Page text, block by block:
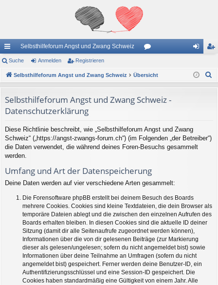
ch
ne
ug
Selbsthilfeforum Angst und Zwang Schweiz
en m ist
Suche Anmelden Registrieren
Selbsthilfeforum Angst und Zwang Schweiz Übersicht
Selbsthilfeforum Angst und Zwang Schweiz -
Datenschutzerklärung
Diese Richtlinie beschreibt, wie „Selbsthilfeforum Angst und Zwang
Schweiz“ („https://angst-zwangs-forum.ch“) (im Folgenden „der Betreiber“)
die Daten verwendet, die während deines Foren-Besuchs gesammelt
werden.
Umfang und Art der Datenspeicherung
Deine Daten werden auf vier verschiedene Arten gesammelt:
Die Forensoftware phpBB erstellt bei deinem Besuch des Boards
mehrere Cookies. Cookies sind kleine Textdateien, die dein Browser als
temporäre Dateien ablegt und die zwischen den einzelnen Aufrufen des
Boards erhalten bleiben. In diesen Cookies sind die aktuelle ID deiner
Sitzung (damit dir alle Seitenaufrufe zugeordnet werden können),
Informationen über die von dir gelesenen Beiträge (zur Markierung
dieser als gelesen/ungelesen; sofern du nicht angemeldet bist) sowie
Informationen über deine Teilnahme an Umfragen (sofern du nicht
angemeldet bist) gespeichert. Ferner werden deine Benutzer-ID, ein
Authentifizierungsschlüssel und eine Session-ID gespeichert. Die
Cookies haben standardmäßig eine Gültigkeit von einem Jahr. Alle